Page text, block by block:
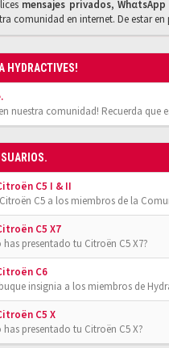
mensajes privados,WhαtsApp
comunidad en internet. De estar
HYDRACTIVES!
nuestra comunidad! Recuerda que
C5 I & II
C5 a los miembros de la
C5 X7
has presentado tu Citroën C5 X7?
C6
insignia a los miembros de
C5 X
has presentado tu Citroën C5 X?